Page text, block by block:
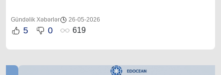
Gündəlik Xəbərlər 26-05-2026
5 0 619